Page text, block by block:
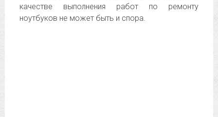
качестве выполнения работ по ремонту
ноутбуков не может быть и спора.